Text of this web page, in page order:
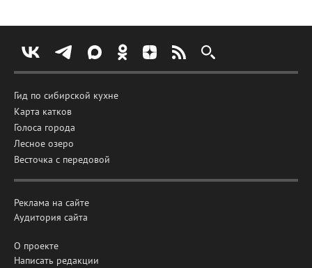
Гид по сибирской кухне
Карта катков
Голоса города
Лесное озеро
Весточка с передовой
Реклама на сайте
Аудитория сайта
О проекте
Написать редакции